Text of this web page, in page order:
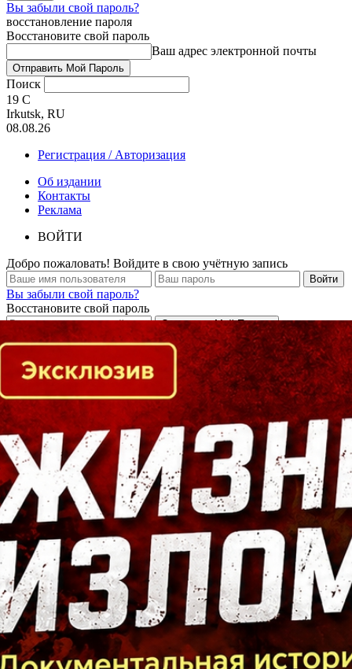
Вы забыли свой пароль?
восстановление пароля
Восстановите свой пароль
Ваш адрес электронной почты
Поиск
19 C
Irkutsk, RU
08.08.26
Регистрация / Авторизация
Об издании
Контакты
Реклама
ВОЙТИ
Добро пожаловать! Войдите в свою учётную запись
Вы забыли свой пароль?
Восстановите свой пароль
Кто есть кто в Байкальском регионе